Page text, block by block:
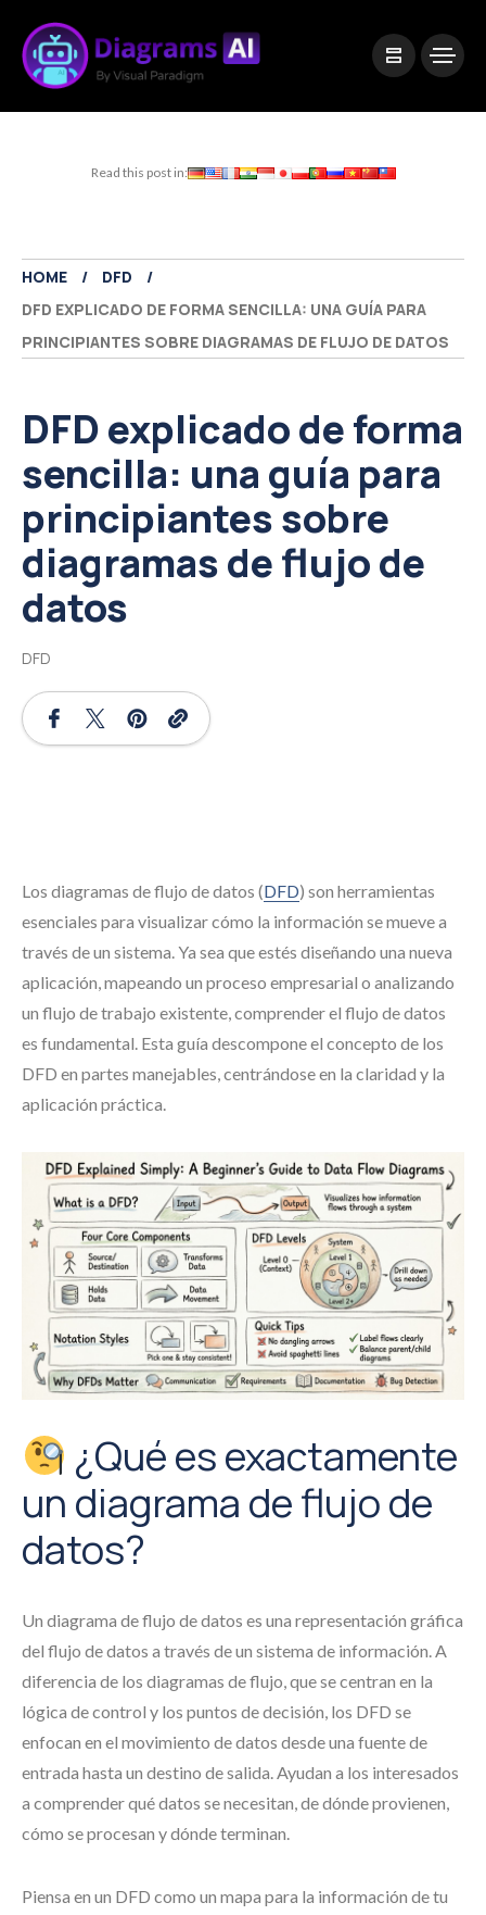
Read this post in:
HOME
DFD
DFD EXPLICADO DE FORMA SENCILLA: UNA GUÍA PARA
PRINCIPIANTES SOBRE DIAGRAMAS DE FLUJO DE DATOS
DFD explicado de forma
sencilla: una guía para
principiantes sobre
diagramas de flujo de
datos
DFD
Los diagramas de flujo de datos (DFD) son herramientas
esenciales para visualizar cómo la información se mueve a
través de un sistema. Ya sea que estés diseñando una nueva
aplicación, mapeando un proceso empresarial o analizando
un flujo de trabajo existente, comprender el flujo de datos
es fundamental. Esta guía descompone el concepto de los
DFD en partes manejables, centrándose en la claridad y la
aplicación práctica.
¿Qué es exactamente
un diagrama de flujo de
datos?
Un diagrama de flujo de datos es una representación gráfica
del flujo de datos a través de un sistema de información. A
diferencia de los diagramas de flujo, que se centran en la
lógica de control y los puntos de decisión, los DFD se
enfocan en el movimiento de datos desde una fuente de
entrada hasta un destino de salida. Ayudan a los interesados
a comprender qué datos se necesitan, de dónde provienen,
cómo se procesan y dónde terminan.
Piensa en un DFD como un mapa para la información de tu